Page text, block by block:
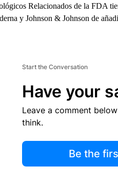
Relacionados de la FDA
y Johnson & Johnson de
Start the Conversation
Have your
Leave a comment
think.
Be the